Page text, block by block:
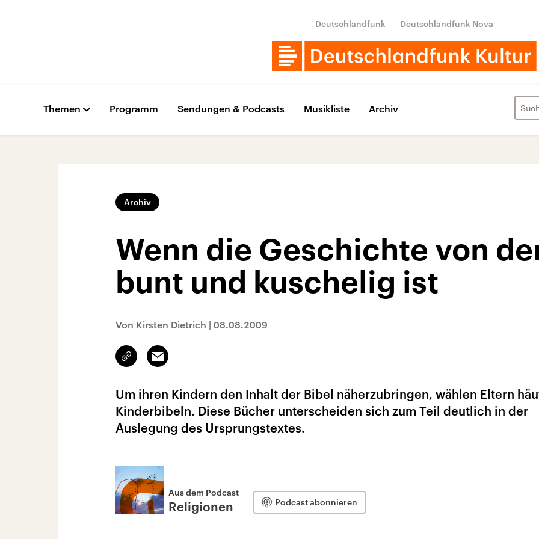
Deutschlandfunk Deutschlandfunk Nova
Themen Programm Sendungen & Podcasts Musikliste Archiv
Archiv
Wenn die Geschichte von
bunt und kuschelig ist
Von Kirsten Dietrich | 08.08.2009
Link
kopieren/teilen
Email
Um ihren Kindern den Inhalt der Bibel näherzubringen, wählen Eltern
Kinderbibeln. Diese Bücher unterscheiden sich zum Teil deutlich in der
Auslegung des Ursprungstextes.
Aus dem Podcast
Religionen Podcast abonnieren